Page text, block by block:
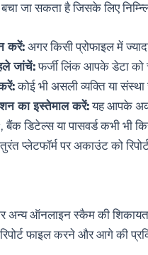
जा सकता है जिसके लिए
करें: अगर किसी प्रोफाइल में
जांचें:फर्जी लिंक आपके डेटा
कोई भी असली व्यक्ति या
का इस्तेमाल करें:यह आपके
बैंक डिटेल्स या पासवर्ड कभी भी
तुरंत प्लेटफॉर्म पर अकाउंट को
अन्य ऑनलाइन स्कैम की शिकायत
फाइल करने और आगे की